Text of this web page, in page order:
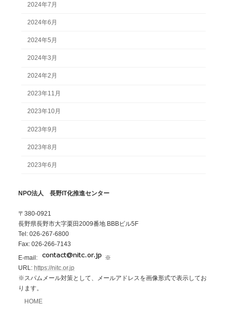
2024年7月
2024年6月
2024年5月
2024年3月
2024年2月
2023年11月
2023年10月
2023年9月
2023年8月
2023年6月
NPO法人 長野IT化推進センター
〒380-0921
長野県長野市大字栗田2009番地 BBBビル5F
Tel: 026-267-6800
Fax: 026-266-7143
E-mail:
※
URL: https://nitc.or.jp
※スパムメール対策として、メールアドレスを画像形式で表示してお
ります。
HOME